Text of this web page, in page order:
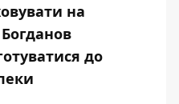
на
до